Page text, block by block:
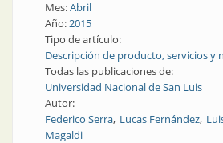
Mes:Abril
Año:2015
Tipo de artículo:
Descripción de producto, servicios y
Todas las publicaciones de:
Universidad Nacional de San Luis
Autor:
Federico Serra Lucas Fernández
Magaldi